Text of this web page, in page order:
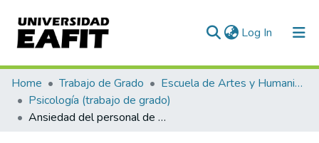
Log In (current)
Communities & Collections
All of DSpace
Home Trabajo de Grado
Escuela de Artes y Humanidades
Psicología (trabajo de grado)
Ansiedad del personal de un jardín infantil en el contexto de la emergencia sanitaria